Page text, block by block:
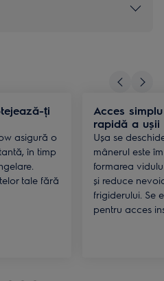
ți
asigură o
în timp
tale fără
Acces
rapidă a ușii
Ușa se
mânerul este
formarea
și reduce
frigiderului. Se
pentru acces